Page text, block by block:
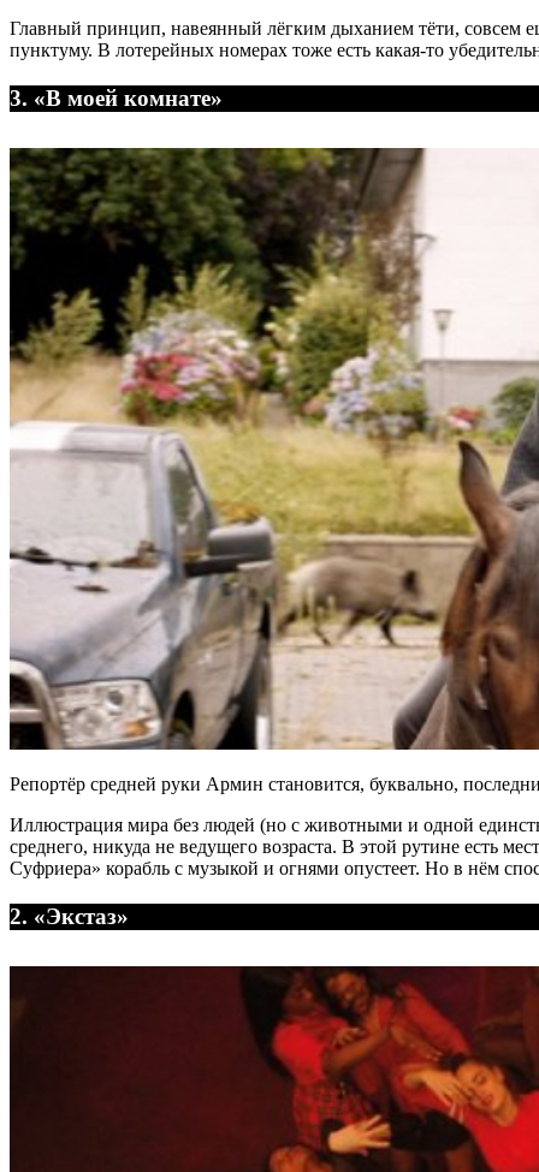
Главный принцип, навеянный лёгким дыханием тёти, совсем
пунктуму. В лотерейных номерах тоже есть какая-то
3. «В моей комнате»
Репортёр средней руки Армин становится, буквально,
Иллюстрация мира без людей (но с животными и одной
среднего, никуда не ведущего возраста. В этой рутине есть
Суфриера» корабль с музыкой и огнями опустеет. Но в нём
2. «Экстаз»